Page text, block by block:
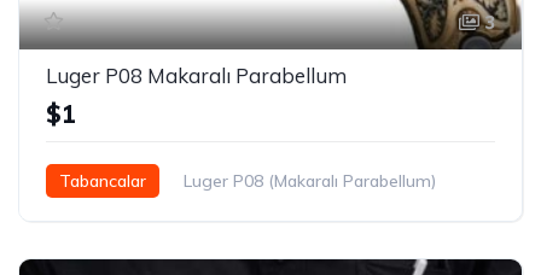
3
Luger P08 Makaralı Parabellum
$1
Tabancalar
Luger P08 (Makaralı Parabellum)